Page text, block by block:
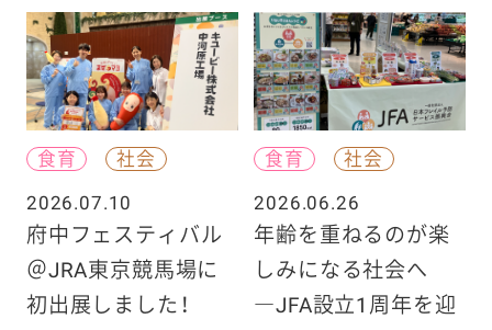
食育
社会
2026.07.10
府中フェスティバル
＠JRA東京競馬場に
初出展しました！
食育
社会
2026.06.26
年齢を重ねるのが楽
しみになる社会へ
―JFA設立1周年を迎